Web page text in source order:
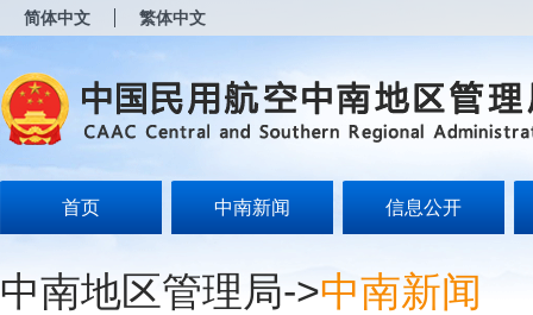
简体中文 繁体中文
首页 中南新闻 信息公开
中南地区管理局->中南新闻
开
无
障
说
Alt